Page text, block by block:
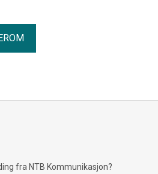
fra NTB Kommunikasjon?